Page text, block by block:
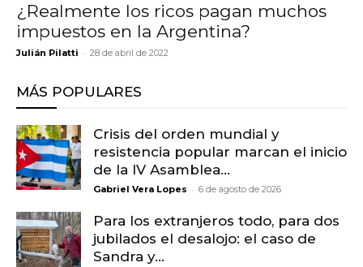
¿Realmente los ricos pagan muchos
impuestos en la Argentina?
Julián Pilatti - 28 de abril de 2022
MÁS POPULARES
Crisis del orden mundial y
resistencia popular marcan el inicio
de la IV Asamblea...
Gabriel Vera Lopes - 6 de agosto de 2026
Para los extranjeros todo, para dos
jubilados el desalojo: el caso de
Sandra y...